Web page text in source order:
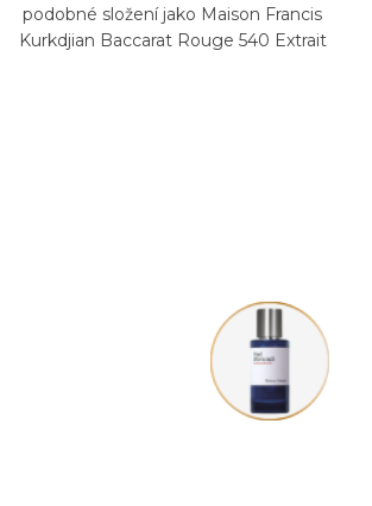
podobné složení jako Maison Francis
Kurkdjian Baccarat Rouge 540 Extrait